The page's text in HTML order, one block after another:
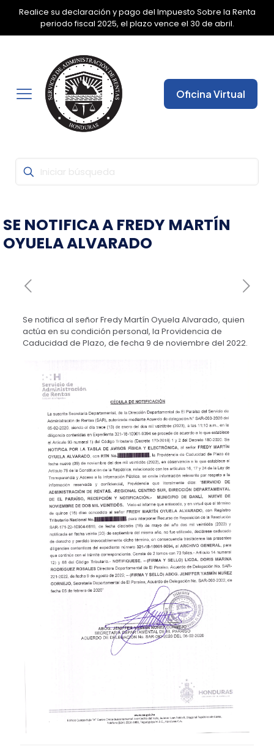
Realice su declaración y pago del Impuesto Sobre la Renta
periodo fiscal 2025, el plazo vence el 30 de abril.
✕
Oficina Virtual
SE NOTIFICA A FREDY MARTÍN
OYUELA ALVARADO
Se notifica al señor Fredy Martín Oyuela Alvarado, quien
actúa en su condición personal, la Providencia de
Caducidad de Plazo, de fecha 9 de noviembre del 2022.